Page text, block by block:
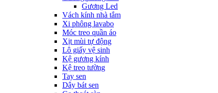
Gương Led
Vách kính nhà tắm
Xi phông lavabo
Móc treo quần áo
Xịt mùi tự động
Lô giấy vệ sinh
Kệ gương kính
Kệ treo tường
Tay sen
Dây bát sen